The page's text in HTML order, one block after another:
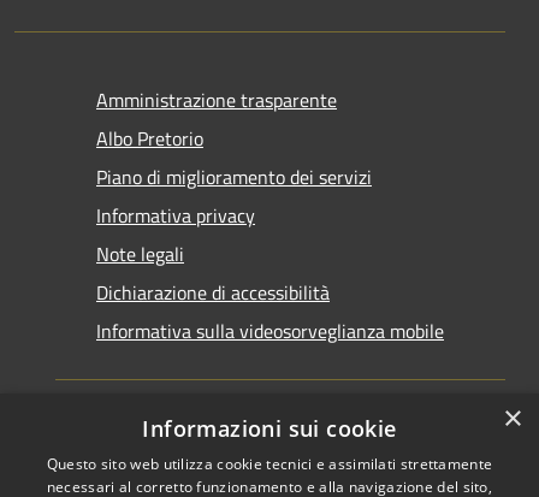
Amministrazione trasparente
Albo Pretorio
Piano di miglioramento dei servizi
Informativa privacy
Note legali
Dichiarazione di accessibilità
Informativa sulla videosorveglianza mobile
RSS Copyright © 2026 • Comune di
×
Informazioni sui cookie
Questo sito web utilizza cookie tecnici e assimilati strettamente
necessari al corretto funzionamento e alla navigazione del sito,